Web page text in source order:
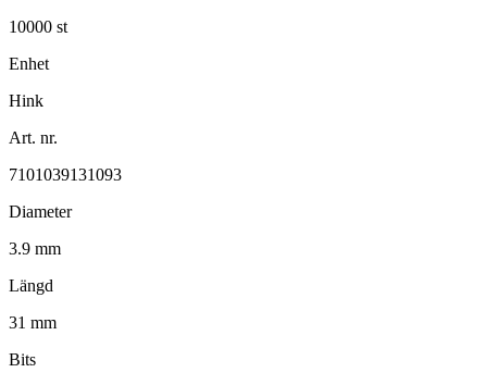
10000 st
Enhet
Hink
Art. nr.
7101039131093
Diameter
3.9 mm
Längd
31 mm
Bits